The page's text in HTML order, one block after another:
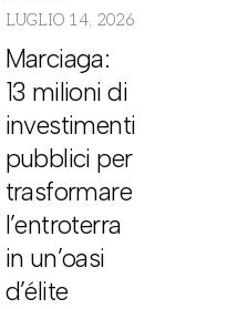
LUGLIO 14, 2026
Marciaga:
13 milioni di
investimenti
pubblici per
trasformare
l’entroterra
in un’oasi
d’élite